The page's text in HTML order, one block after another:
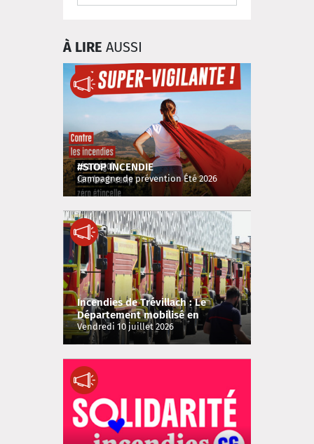
À LIRE AUSSI
#STOP INCENDIE
Campagne de prévention Été 2026
Incendies de Trévillach : Le
Département mobilisé en
soutien des secours et des
habitants évacués
Vendredi 10 juillet 2026